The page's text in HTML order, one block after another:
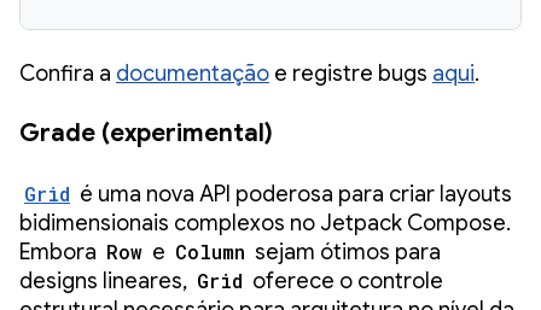
Confira a documentação e registre bugs aqui.
Grade (experimental)
Grid é uma nova API poderosa para criar layouts
bidimensionais complexos no Jetpack Compose.
Embora Row e Column sejam ótimos para
designs lineares, Grid oferece o controle